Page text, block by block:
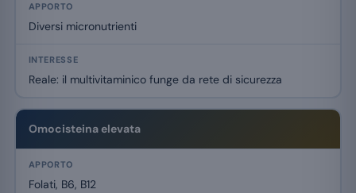
Diversi micronutrienti
Reale: il multivitaminico funge da rete di sicurezza
Omocisteina elevata
Folati, B6, B12